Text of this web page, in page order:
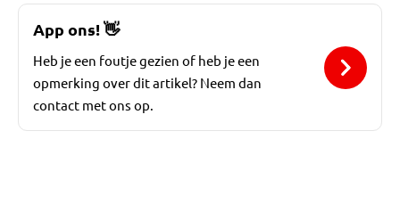
App ons!👋
Heb je een foutje gezien of heb je een
opmerking over dit artikel? Neem dan
contact met ons op.